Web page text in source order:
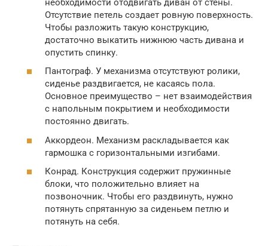
необходимости отодвигать диван от стены.
Отсутствие петель создает ровную поверхность.
Чтобы разложить такую конструкцию,
достаточно выкатить нижнюю часть дивана и
опустить спинку.
Пантограф. У механизма отсутствуют ролики,
сиденье раздвигается, не касаясь пола.
Основное преимущество – нет взаимодействия
с напольным покрытием и необходимости
постоянно двигать.
Аккордеон. Механизм раскладывается как
гармошка с горизонтальными изгибами.
Конрад. Конструкция содержит пружинные
блоки, что положительно влияет на
позвоночник. Чтобы его раздвинуть, нужно
потянуть спрятанную за сиденьем петлю и
потянуть на себя.